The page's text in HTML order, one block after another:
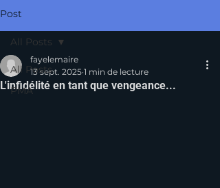
Post
All Posts
PMA
All Posts
L'infidélité en tant que vengeance...
fayelemaire
13 sept. 2025 1 min de lecture